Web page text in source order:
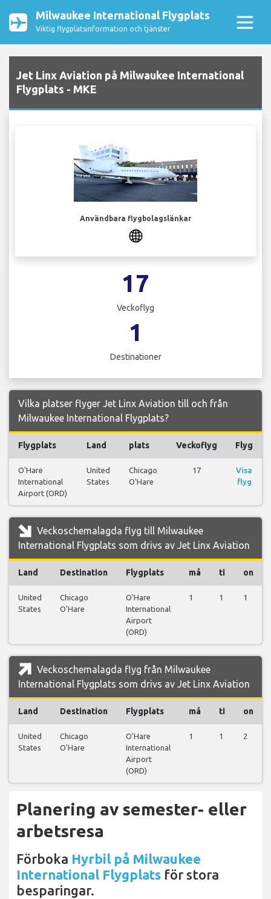
Milwaukee International Flygplats
Viktig flygplatsinformation och tjänster
Jet Linx Aviation på Milwaukee International
Flygplats - MKE
Användbara flygbolagslänkar
17
Veckoflyg
1
Destinationer
Vilka platser flyger Jet Linx Aviation till och från
Milwaukee International Flygplats?
Flygplats Land plats Veckoflyg Flyg
O'Hare
International
Airport (ORD)
United
States
Chicago
O'Hare
17
Visa
flyg
Veckoschemalagda flyg till Milwaukee
International Flygplats som drivs av Jet Linx Aviation
Land Destination Flygplats må ti on
United
States
Chicago
O'Hare
O'Hare
International
Airport
(ORD)
1 1 1
Veckoschemalagda flyg från Milwaukee
International Flygplats som drivs av Jet Linx Aviation
Land Destination Flygplats må ti on
United
States
Chicago
O'Hare
O'Hare
International
Airport
(ORD)
1 1 2
Planering av semester- eller
arbetsresa
Förboka Hyrbil på Milwaukee
International Flygplats för stora
besparingar.